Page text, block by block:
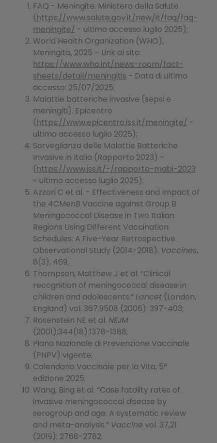
FAQ - Meningite. Ministero della Salute
(https://www.salute.gov.it/new/it/faq/faq-
meningite/ - ultimo accesso luglio 2025);
World Health Organization (WHO),
Meningitis, 2025 – Link al sito:
https://www.who.int/news-room/fact-
sheets/detail/meningitis - Data di ultimo
accesso: 25/07/2025;
Malattie batteriche invasive (sepsi e
meningiti). Epicentro
(https://www.epicentro.iss.it/meningite/ -
ultimo accesso luglio 2025);
Sorveglianza delle Malattie Batteriche
Invasive in Italia (Rapporto 2023) -
(https://www.iss.it/-/rapporto-mabi-2023
- ultimo accesso luglio 2025);
Azzari C et al. - Effectiveness and Impact of
the 4CMenB Vaccine against Group B
Meningococcal Disease in Two Italian
Regions Using Different Vaccination
Schedules: A Five-Year Retrospective
Observational Study (2014-2018). Vaccines,
8(3), 469;
Thompson, Matthew J et al. “Clinical
recognition of meningococcal disease in
children and adolescents.” Lancet (London,
England) vol. 367,9508 (2006): 397-403;
Rosenstein NE et al. NEJM
(2001);344(18):1378-1388;
Piano Nazionale di Prevenzione Vaccinale
(PNPV) vigente;
Calendario Vaccinale per la Vita, 5°
edizione 2025;
Wang, Bing et al. “Case fatality rates of
invasive meningococcal disease by
serogroup and age: A systematic review
and meta-analysis.” Vaccine vol. 37,21
(2019): 2768-2782.